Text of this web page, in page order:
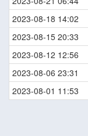
2023-08-18 14:02
2023-08-15 20:33
2023-08-12 12:56
2023-08-06 23:31
2023-08-01 11:53